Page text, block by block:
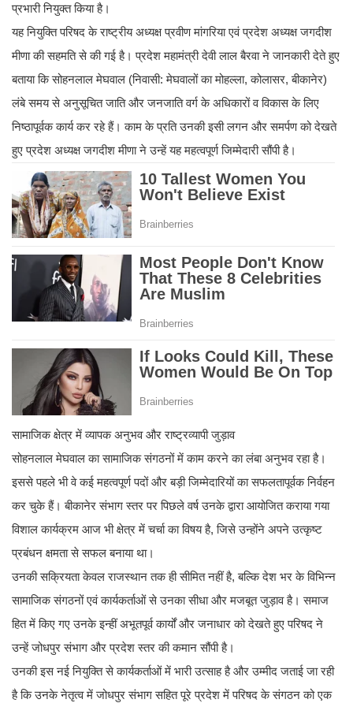
प्रभारी नियुक्त किया है।
यह नियुक्ति परिषद के राष्ट्रीय अध्यक्ष प्रवीण मांगरिया एवं प्रदेश अध्यक्ष जगदीश
मीणा की सहमति से की गई है। प्रदेश महामंत्री देवी लाल बैरवा ने जानकारी देते हुए
बताया कि सोहनलाल मेघवाल (निवासी: मेघवालों का मोहल्ला, कोलासर, बीकानेर)
लंबे समय से अनुसूचित जाति और जनजाति वर्ग के अधिकारों व विकास के लिए
निष्ठापूर्वक कार्य कर रहे हैं। काम के प्रति उनकी इसी लगन और समर्पण को देखते
हुए प्रदेश अध्यक्ष जगदीश मीणा ने उन्हें यह महत्वपूर्ण जिम्मेदारी सौंपी है।
सामाजिक क्षेत्र में व्यापक अनुभव और राष्ट्रव्यापी जुड़ाव
सोहनलाल मेघवाल का सामाजिक संगठनों में काम करने का लंबा अनुभव रहा है।
इससे पहले भी वे कई महत्वपूर्ण पदों और बड़ी जिम्मेदारियों का सफलतापूर्वक निर्वहन
कर चुके हैं। बीकानेर संभाग स्तर पर पिछले वर्ष उनके द्वारा आयोजित कराया गया
विशाल कार्यक्रम आज भी क्षेत्र में चर्चा का विषय है, जिसे उन्होंने अपने उत्कृष्ट
प्रबंधन क्षमता से सफल बनाया था।
उनकी सक्रियता केवल राजस्थान तक ही सीमित नहीं है, बल्कि देश भर के विभिन्न
सामाजिक संगठनों एवं कार्यकर्ताओं से उनका सीधा और मजबूत जुड़ाव है। समाज
हित में किए गए उनके इन्हीं अभूतपूर्व कार्यों और जनाधार को देखते हुए परिषद ने
उन्हें जोधपुर संभाग और प्रदेश स्तर की कमान सौंपी है।
उनकी इस नई नियुक्ति से कार्यकर्ताओं में भारी उत्साह है और उम्मीद जताई जा रही
है कि उनके नेतृत्व में जोधपुर संभाग सहित पूरे प्रदेश में परिषद के संगठन को एक